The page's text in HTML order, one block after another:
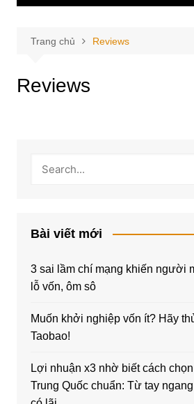
Trang chủ Reviews
Reviews
Bài viết mới
3 sai lầm chí mạng khiến người
lỗ vốn, ôm sô
Muốn khởi nghiệp vốn ít? Hãy
Taobao!
Lợi nhuận x3 nhờ biết cách
Trung Quốc chuẩn: Từ tay ngang